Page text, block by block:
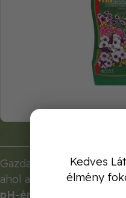
Gazdaságos 1 literes
ahol a bőséges
pH-értéke
révén a
Kedves
élmény